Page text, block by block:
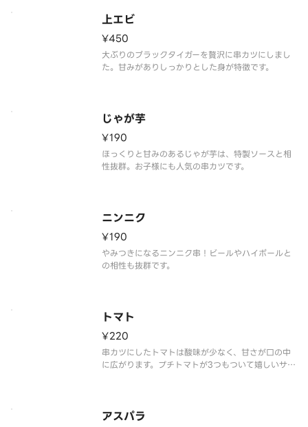
上エビ
¥450
大ぶりのブラックタイガーを贅沢に串カツにしまし
た。甘みがありしっかりとした身が特徴です。
じゃが芋
¥190
ほっくりと甘みのあるじゃが芋は、特製ソースと相
性抜群。お子様にも人気の串カツです。
ニンニク
¥190
やみつきになるニンニク串！ビールやハイボールと
の相性も抜群です。
トマト
¥220
串カツにしたトマトは酸味が少なく、甘さが口の中
に広がります。プチトマトが3つもついて嬉しいサイ
アスパラ